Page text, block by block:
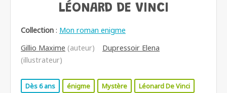
LÉONARD DE VINCI
Collection : Mon roman enigme
Gillio Maxime (auteur)
Dupressoir Elena
(illustrateur)
Dès 6 ans énigme Mystère
Léonard De Vinci